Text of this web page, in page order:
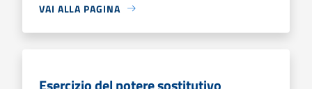
VAI ALLA PAGINA